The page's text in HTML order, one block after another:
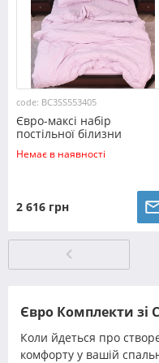
code: BC3SS553405
Євро-максі набір
постільної білизни
200*220 з Страйп Сатину з
простирадлом на резинці
Немає в наявності
2 616 грн
Євро Комплекти зі
Коли йдеться про
комфорту у вашій